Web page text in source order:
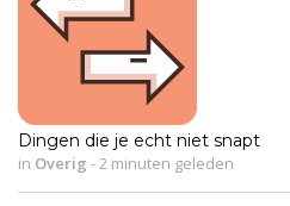
Dingen die je echt niet snapt
in Overig -2 minuten geleden